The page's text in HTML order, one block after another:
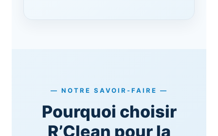
— NOTRE SAVOIR-FAIRE —
Pourquoi choisir
R’Clean pour la